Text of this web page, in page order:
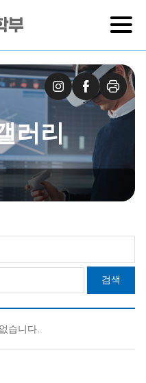
부
러리
검색
습니다.